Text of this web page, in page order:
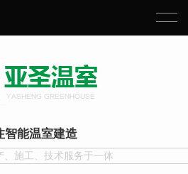
智能温室建造
、施工、技术服务于一体